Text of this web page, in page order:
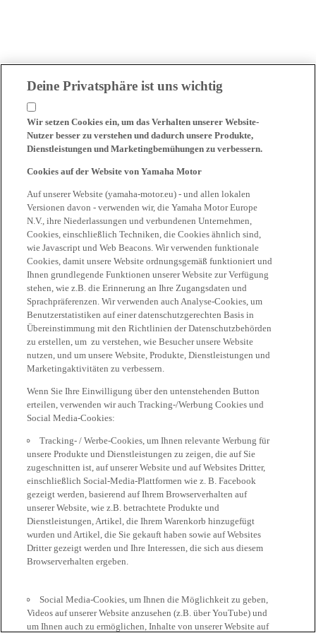
Deine Privatsphäre ist uns wichtig
Wir setzen Cookies ein, um das Verhalten unserer Website-
Nutzer besser zu verstehen und dadurch unsere Produkte,
Dienstleistungen und Marketingbemühungen zu verbessern.
Cookies auf der Website von Yamaha Motor
Auf unserer Website (yamaha-motor.eu) - und allen lokalen
Versionen davon - verwenden wir, die Yamaha Motor Europe
N.V., ihre Niederlassungen und verbundenen Unternehmen,
Cookies, einschließlich Techniken, die Cookies ähnlich sind,
wie Javascript und Web Beacons. Wir verwenden funktionale
Cookies, damit unsere Website ordnungsgemäß funktioniert und
Ihnen grundlegende Funktionen unserer Website zur Verfügung
stehen, wie z.B. die Erinnerung an Ihre Zugangsdaten und
Sprachpräferenzen. Wir verwenden auch Analyse-Cookies, um
Benutzerstatistiken auf einer datenschutzgerechten Basis in
Übereinstimmung mit den Richtlinien der Datenschutzbehörden
zu erstellen, um zu verstehen, wie Besucher unsere Website
nutzen, und um unsere Website, Produkte, Dienstleistungen und
Marketingaktivitäten zu verbessern.
Wenn Sie Ihre Einwilligung über den untenstehenden Button
erteilen, verwenden wir auch Tracking-/Werbung Cookies und
Social Media-Cookies:
Tracking- / Werbe-Cookies, um Ihnen relevante Werbung für
unsere Produkte und Dienstleistungen zu zeigen, die auf Sie
zugeschnitten ist, auf unserer Website und auf Websites Dritter,
einschließlich Social-Media-Plattformen wie z. B. Facebook
gezeigt werden, basierend auf Ihrem Browserverhalten auf
unserer Website, wie z.B. betrachtete Produkte und
Dienstleistungen, Artikel, die Ihrem Warenkorb hinzugefügt
wurden und Artikel, die Sie gekauft haben sowie auf Websites
Dritter gezeigt werden und Ihre Interessen, die sich aus diesem
Browserverhalten ergeben.
Social Media-Cookies, um Ihnen die Möglichkeit zu geben,
Videos auf unserer Website anzusehen (z.B. über YouTube) und
um Ihnen auch zu ermöglichen, Inhalte von unserer Website auf